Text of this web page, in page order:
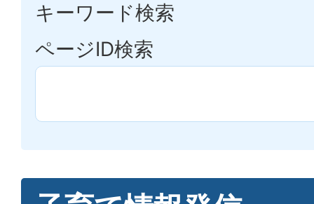
キーワード検索
ページID検索